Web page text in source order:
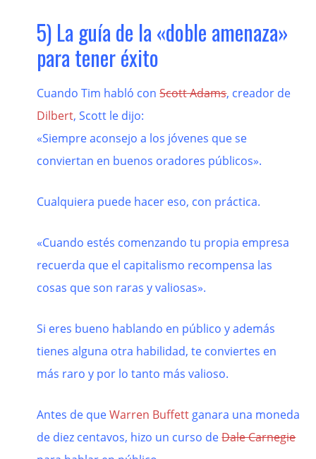
5) La guía de la «doble amenaza»
para tener éxito
Cuando Tim habló conScott Adams, creador de
Dilbert, Scott le dijo:
«Siempre aconsejo a los jóvenes que se
conviertan en buenos oradores públicos».
Cualquiera puede hacer eso, con práctica.
«Cuando estés comenzando tu propia empresa
recuerda que el capitalismo recompensa las
cosas que son raras y valiosas».
Si eres bueno hablando en público y además
tienes alguna otra habilidad, te conviertes en
más raro y por lo tanto más valioso.
Antes de queWarren Buffett ganara una moneda
de diez centavos, hizo un curso deDale Carnegie